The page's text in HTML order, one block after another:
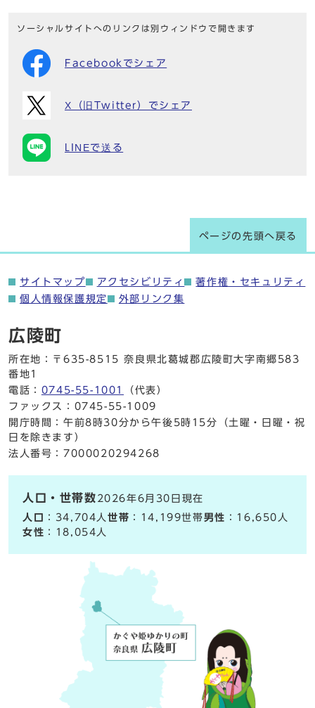
ソーシャルサイトへのリンクは別ウィンドウで開きます
Facebookでシェア
X（旧Twitter）でシェア
LINEで送る
ページの先頭へ戻る
サイトマップ アクセシビリティ
著作権・セキュリティ
個人情報保護規定
外部リンク集
広陵町
所在地：〒635-8515 奈良県北葛城郡広陵町大字南郷583
番地1
電話： 0745-55-1001
（代表）
ファックス：0745-55-1009
開庁時間：午前8時30分から午後5時15分（土曜・日曜・祝
日を除きます）
法人番号：7000020294268
人口・世帯数 2026年6月30日現在
人口
：34,704人世帯 ：14,199世帯男性 ：16,650人
女性 ：18,054人